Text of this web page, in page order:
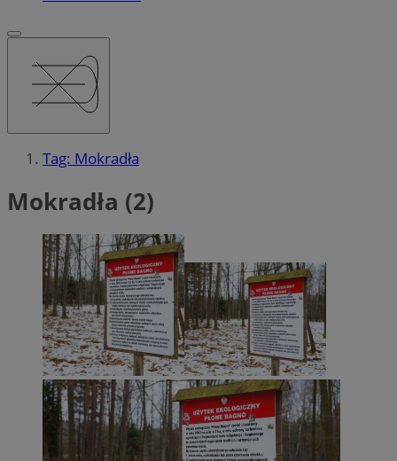
Tag: Mokradła
Mokradła (2)